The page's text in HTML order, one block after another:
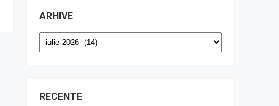
ARHIVE
Arhive
RECENTE